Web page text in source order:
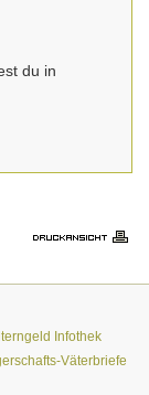
du in
Infothek
Väterbriefe